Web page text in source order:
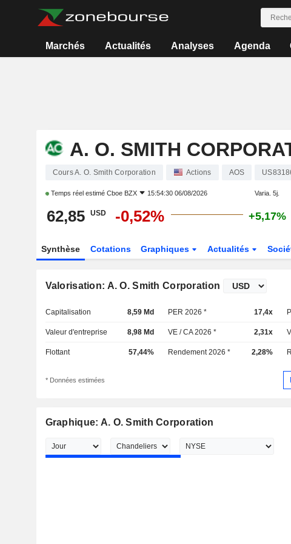
Marchés Actualités Analyses Agenda
A. O. SMITH
Cours A. O. Smith Corporation Actions AOS
Temps réel estimé Cboe BZX 15:54:30 06/08/2026 Varia. 5j.
62,85 USD -0,52% +5,17%
Synthèse Cotations Graphiques Actualités
Valorisation: A. O. Smith Corporation
Capitalisation 8,59 Md PER 2026 * 17,4x
Valeur d'entreprise 8,98 Md VE / CA 2026 * 2,31x
Flottant 57,44% Rendement 2026 * 2,28%
* Données estimées
Graphique: A. O. Smith Corporation